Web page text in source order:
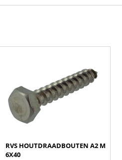
RVS HOUTDRAADBOUTEN A2 M
6X40